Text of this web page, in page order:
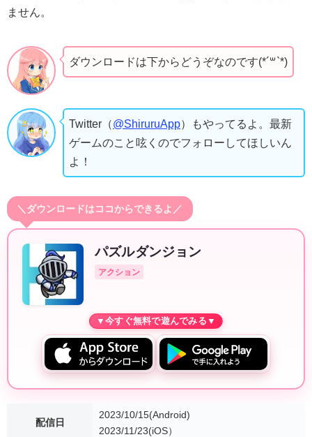
ません。
ダウンロードは下からどうぞなのです(*´꒳`*)
Twitter（@ShiruruApp）もやってるよ。最新
ゲームのこと呟くのでフォローしてほしいん
よ！
＼ダウンロードはココからできるよ／
パズルダンジョン
アクション
配信日
2023/10/15(Android)
2023/11/23(iOS）